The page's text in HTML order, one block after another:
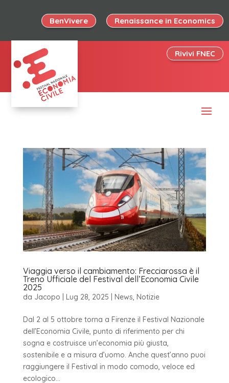
BenVivere Renaissance in Economics
Rivivi FNEC
Viaggia verso il cambiamento: Frecciarossa è il
Treno Ufficiale del Festival dell’Economia Civile
2025
da Jacopo Lug 28, 2025 News Notizie
Dal 2 al 5 ottobre torna a Firenze il Festival Nazionale
dell’Economia Civile, punto di riferimento per chi
sogna e costruisce un’economia più giusta,
sostenibile e a misura d’uomo. Anche quest’anno puoi
raggiungere il Festival in modo comodo, veloce ed
ecologico...